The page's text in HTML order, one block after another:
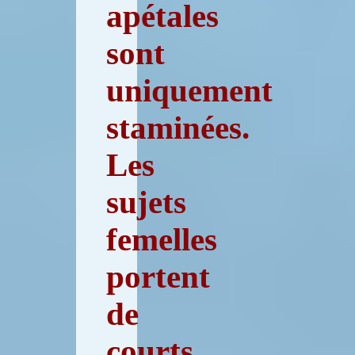
apétales
sont
uniquement
staminées.
Les
sujets
femelles
portent
de